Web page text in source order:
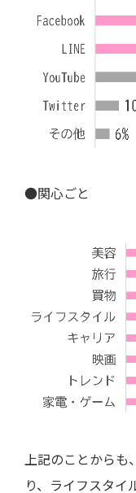
●関心ごと
上記のことからも
り、ライフスタイ